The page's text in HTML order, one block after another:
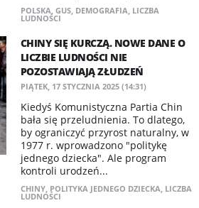
POLSKA, GUS, DEMOGRAFIA, LICZBA
LUDNOŚCI
CHINY SIĘ KURCZĄ. NOWE DANE O
LICZBIE LUDNOŚCI NIE
POZOSTAWIAJĄ ZŁUDZEŃ
PIĄTEK, 17 STYCZNIA 2025 (14:31)
Kiedyś Komunistyczna Partia Chin
bała się przeludnienia. To dlatego,
by ograniczyć przyrost naturalny, w
1977 r. wprowadzono "politykę
jednego dziecka". Ale program
kontroli urodzeń...
CHINY, POLITYKA JEDNEGO DZIECKA, LICZBA
LUDNOŚCI